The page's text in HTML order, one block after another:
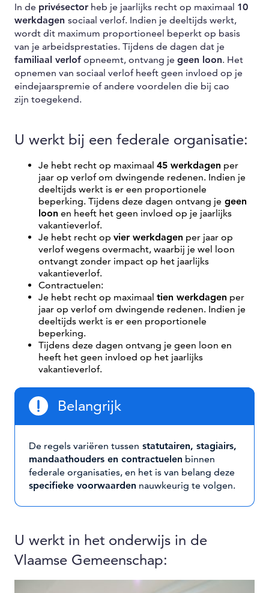
In de privésector heb je jaarlijks recht op maximaal 10
werkdagen sociaal verlof. Indien je deeltijds werkt,
wordt dit maximum proportioneel beperkt op basis
van je arbeidsprestaties. Tijdens de dagen dat je
familiaal verlof opneemt, ontvang je geen loon. Het
opnemen van sociaal verlof heeft geen invloed op je
eindejaarspremie of andere voordelen die bij cao
zijn toegekend.
U werkt bij een federale organisatie:
Je hebt recht op maximaal 45 werkdagen per
jaar op verlof om dwingende redenen. Indien je
deeltijds werkt is er een proportionele
beperking. Tijdens deze dagen ontvang je geen
loon en heeft het geen invloed op je jaarlijks
vakantieverlof.
Je hebt recht op vier werkdagen per jaar op
verlof wegens overmacht, waarbij je wel loon
ontvangt zonder impact op het jaarlijks
vakantieverlof.
Contractuelen:
Je hebt recht op maximaal tien werkdagen per
jaar op verlof om dwingende redenen. Indien je
deeltijds werkt is er een proportionele
beperking.
Tijdens deze dagen ontvang je geen loon en
heeft het geen invloed op het jaarlijks
vakantieverlof.
Belangrijk
De regels variëren tussen statutairen, stagiairs,
mandaathouders en contractuelen binnen
federale organisaties, en het is van belang deze
specifieke voorwaarden nauwkeurig te volgen.
U werkt in het onderwijs in de
Vlaamse Gemeenschap: